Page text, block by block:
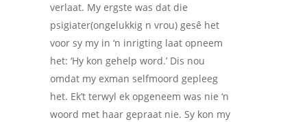
verlaat. My ergste was dat die
psigiater(ongelukkig n vrou) gesê het
voor sy my in ‘n inrigting laat opneem
het: ‘Hy kon gehelp word.’ Dis nou
omdat my exman selfmoord gepleeg
het. Ek’t terwyl ek opgeneem was nie ‘n
woord met haar gepraat nie. Sy kon my